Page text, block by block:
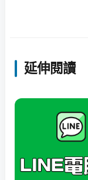
延伸閱讀